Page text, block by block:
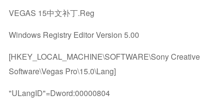
VEGAS 15中文补丁.reg
Windows Registry Editor Version 5.00
[HKEY_LOCAL_MACHINE\SOFTWARE\Sony Creative
Software\Vegas Pro\15.0\Lang]
"ULangID"=dword:00000804